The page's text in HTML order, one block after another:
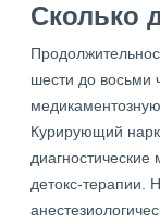
Сколько
шести до восьми
Курирующий
детокс-терапии.